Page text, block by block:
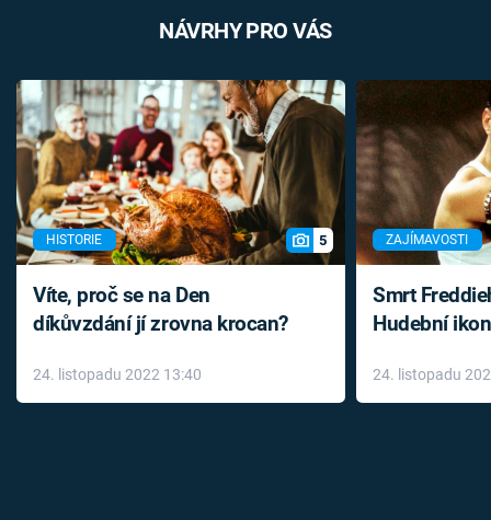
NÁVRHY PRO VÁS
HISTORIE 5
Víte, proč se na Den
díkůvzdání jí zrovna krocan?
24. listopadu 2022 13:40
ZAJÍMAVOSTI
Smrt
Hudební
léky
24. listopadu